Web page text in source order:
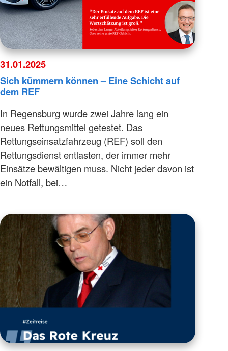
31.01.2025
Sich kümmern können – Eine Schicht auf
dem REF
In Regensburg wurde zwei Jahre lang ein
neues Rettungsmittel getestet. Das
Rettungseinsatzfahrzeug (REF) soll den
Rettungsdienst entlasten, der immer mehr
Einsätze bewältigen muss. Nicht jeder davon ist
ein Notfall, bei…